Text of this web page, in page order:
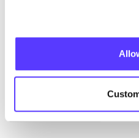
Ajouter à l'itinéraire Visiter